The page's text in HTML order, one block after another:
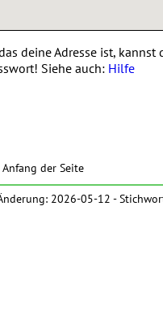
deine Adresse ist,
Siehe auch: Hilfe
der Seite
2026-05-12 -